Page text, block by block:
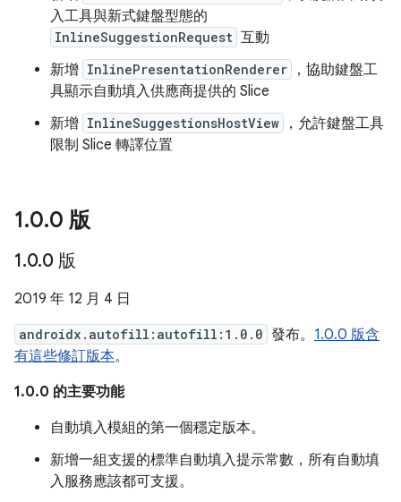
入工具與新式鍵盤型態的
InlineSuggestionRequest 互動
新增 InlinePresentationRenderer
，協助鍵盤工
具顯示自動填入供應商提供的 Slice
新增 InlineSuggestionsHostView
，允許鍵盤工具
限制 Slice 轉譯位置
1.0.0 版
1.0.0 版
2019 年 12 月 4 日
androidx.autofill:autofill:1.0.0 發布。 1.0.0 版含
有這些修訂版本。
1.0.0 的主要功能
自動填入模組的第一個穩定版本。
新增一組支援的標準自動填入提示常數，所有自動填
入服務應該都可支援。